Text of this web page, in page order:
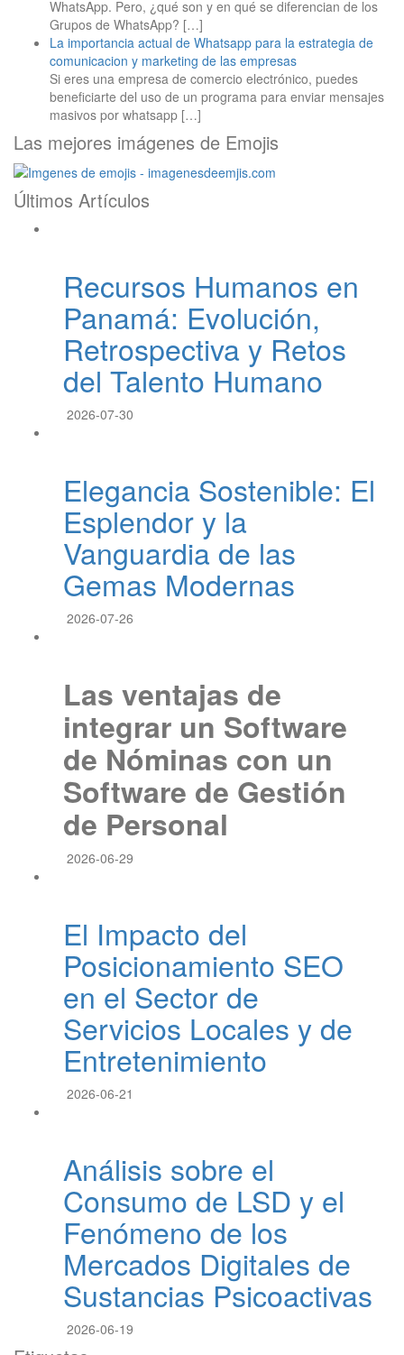
WhatsApp. Pero, ¿qué son y en qué se diferencian de los
Grupos de WhatsApp? […]
La importancia actual de Whatsapp para la estrategia de
comunicacion y marketing de las empresas
Si eres una empresa de comercio electrónico, puedes
beneficiarte del uso de un programa para enviar mensajes
masivos por whatsapp […]
Las mejores imágenes de Emojis
Últimos Artículos
Recursos Humanos en
Panamá: Evolución,
Retrospectiva y Retos
del Talento Humano
2026-07-30
Elegancia Sostenible: El
Esplendor y la
Vanguardia de las
Gemas Modernas
2026-07-26
Las ventajas de
integrar un Software
de Nóminas con un
Software de Gestión
de Personal
2026-06-29
El Impacto del
Posicionamiento SEO
en el Sector de
Servicios Locales y de
Entretenimiento
2026-06-21
Análisis sobre el
Consumo de LSD y el
Fenómeno de los
Mercados Digitales de
Sustancias Psicoactivas
2026-06-19